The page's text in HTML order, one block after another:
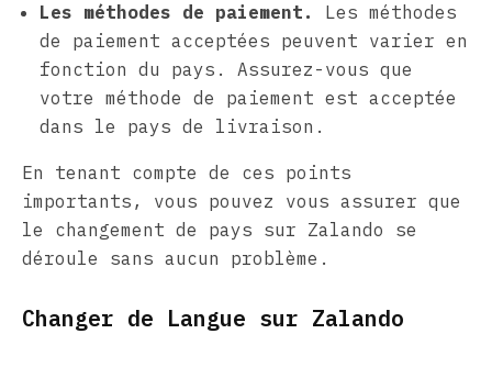
Les méthodes de paiement.
Les méthodes
de paiement acceptées peuvent varier en
fonction du pays. Assurez-vous que
votre méthode de paiement est acceptée
dans le pays de livraison.
En tenant compte de ces points
importants, vous pouvez vous assurer que
le changement de pays sur Zalando se
déroule sans aucun problème.
Changer de Langue sur Zalando